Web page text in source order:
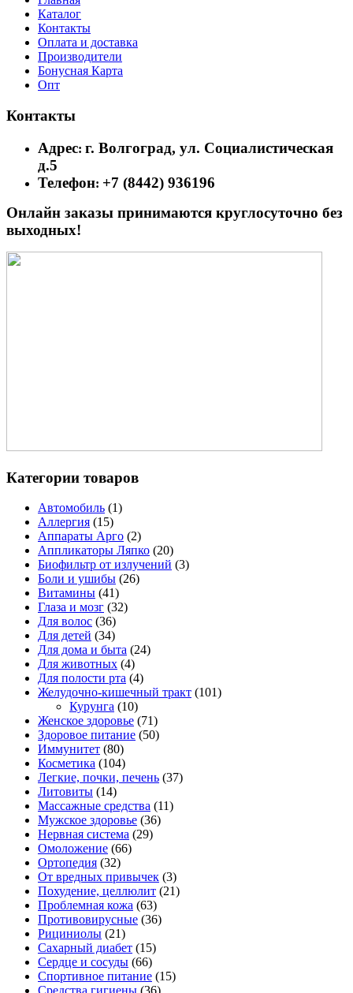
Каталог
Контакты
Оплата и доставка
Производители
Бонусная Карта
Опт
Контакты
Адрес: г. Волгоград, ул. Социалистическая
д.5
Телефон: +7 (8442) 936196
Онлайн заказы принимаются круглосуточно без
выходных!
Категории товаров
Автомобиль (1)
Аллергия (15)
Аппараты Арго (2)
Аппликаторы Ляпко (20)
Биофильтр от излучений (3)
Боли и ушибы (26)
Витамины (41)
Глаза и мозг (32)
Для волос (36)
Для детей (34)
Для дома и быта (24)
Для животных (4)
Для полости рта (4)
Желудочно-кишечный тракт (101)
Курунга (10)
Женское здоровье (71)
Здоровое питание (50)
Иммунитет (80)
Косметика (104)
Легкие, почки, печень (37)
Литовиты (14)
Массажные средства (11)
Мужское здоровье (36)
Нервная система (29)
Омоложение (66)
Ортопедия (32)
От вредных привычек (3)
Похудение, целлюлит (21)
Проблемная кожа (63)
Противовирусные (36)
Рициниолы (21)
Сахарный диабет (15)
Сердце и сосуды (66)
Спортивное питание (15)